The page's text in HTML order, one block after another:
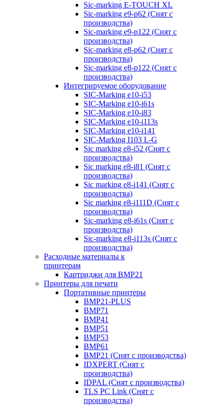
Sic-marking E-TOUCH XL
Sic-marking e9-p62 (Снят с
производства)
Sic-marking e9-p122 (Снят с
производства)
Sic-marking e8-p62 (Снят с
производства)
Sic-marking e8-p122 (Снят с
производства)
Интегрируемое оборудование
SIC-Marking e10-i53
SIC-Marking e10-i61s
SIC-Marking e10-i83
SIC-Marking e10-i113s
SIC-Marking e10-i141
SIC-Marking I103 L-G
Sic marking e8-i52 (Снят с
производства)
Sic marking e8-i81 (Снят с
производства)
Sic marking e8-i141 (Снят с
производства)
Sic marking e8-i111D (Снят с
производства)
Sic-marking e8-i61s (Снят с
производства)
Sic-marking e8-i113s (Снят с
производства)
Расходные материалы к
принтерам
Картриджи для BMP21
Принтеры для печати
Портативные принтеры
BMP21-PLUS
BMP71
BMP41
BMP51
BMP53
BMP61
BMP21 (Снят с производства)
IDXPERT (Снят с
производства)
IDPAL (Снят с производства)
TLS PC Link (Снят с
производства)